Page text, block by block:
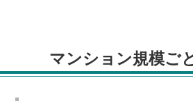
マンション規模ご